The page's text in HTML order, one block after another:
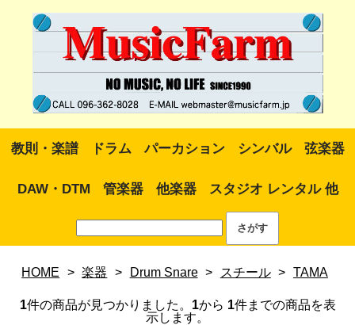
教則・楽譜 ドラム パーカション シンバル 弦楽器
DAW・DTM 管楽器 他楽器 スタジオ レンタル 他
HOME > 楽器 > Drum Snare > スチール > TAMA
1件の商品が見つかりました。 1から 1件までの商品を表
示します。